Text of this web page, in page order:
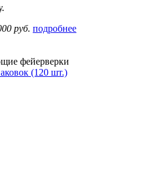
руб. подробнее
фейерверки
(120 шт.)